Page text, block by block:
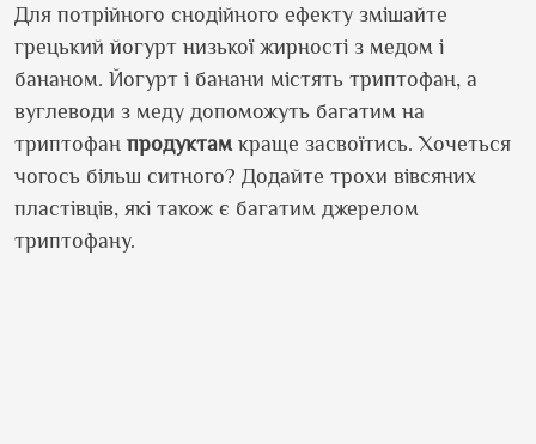
Для потрійного снодійного ефекту змішайте
грецький йогурт низької жирності з медом і
бананом. Йогурт і банани містять триптофан, а
вуглеводи з меду допоможуть багатим на
триптофан продуктам краще засвоїтись. Хочеться
чогось більш ситного? Додайте трохи вівсяних
пластівців, які також є багатим джерелом
триптофану.